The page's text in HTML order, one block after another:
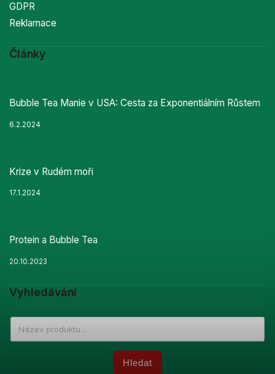
GDPR
Reklamace
Články
Bubble Tea Manie v USA: Cesta za Exponentiálním Růstem
6.2.2024
Krize v Rudém moři
17.1.2024
Protein a Bubble Tea
20.10.2023
Vyhledávání
Hledat